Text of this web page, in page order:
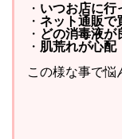
・ いつお店に行
・ ネット通販で
・ どの消毒液が
・ 肌荒れが心配
この様な事で悩